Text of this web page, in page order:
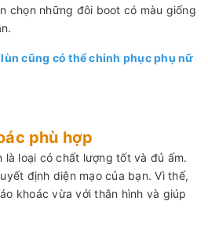
chọn những đôi boot có màu giống
cũng có thể chinh phục phụ nữ
phù hợp
là loại có chất lượng tốt và đủ ấm.
định diện mạo của bạn. Vì thế,
khoác vừa với thân hình và giúp